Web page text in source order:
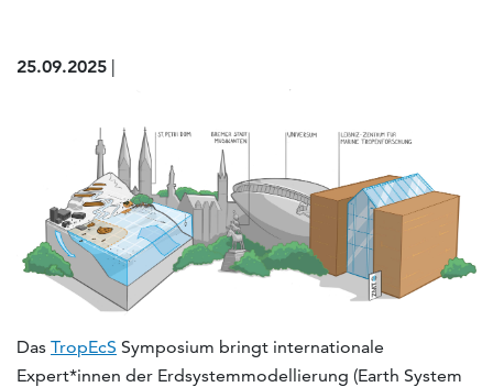
25.09.2025 |
Das TropEcS Symposium bringt internationale
Expert*innen der Erdsystemmodellierung (Earth System